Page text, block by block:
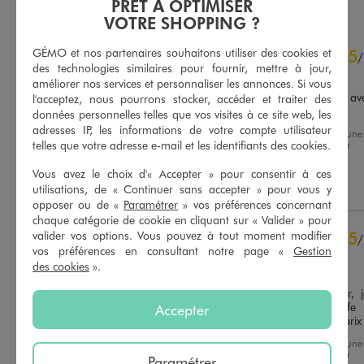
4.7/5
Basé sur 18
avis soumis à un
contrôle
5étoiles
13
étoiles
4
3étoiles
1
2étoiles
0
1étoile
Trier les avis
5/
Avis vérifié et récompensé
Oui très satisfaite on verra
le temps pour la qualité
Avis du07/07/2026 , suite à une
expérience du24/06/2026
par
Utile(0) Signaler
5/
Avis vérifié et récompensé
gourde et sa boite a goûter,
trouve mignon et fait le taffe
Très bon rapport qualité/ prix
Avis du15/06/2026 , suite à une
par
PRÊT À OPTIMISER
VOTRE SHOPPING ?
GÉMO et nos partenaires souhaitons utiliser des cookies et
des technologies similaires pour fournir, mettre à jour,
améliorer nos services et personnaliser les annonces. Si vous
l'acceptez, nous pourrons stocker, accéder et traiter des
données personnelles telles que vos visites à ce site web, les
adresses IP, les informations de votre compte utilisateur
telles que votre adresse e-mail et les identifiants des cookies.
Vous avez le choix d'« Accepter » pour consentir à ces
utilisations, de « Continuer sans accepter » pour vous y
opposer ou de « Paramétrer » vos préférences concernant
chaque catégorie de cookie en cliquant sur « Valider » pour
valider vos options. Vous pouvez à tout moment modifier
vos préférences en consultant notre page « Gestion
des cookies ».
Accepter